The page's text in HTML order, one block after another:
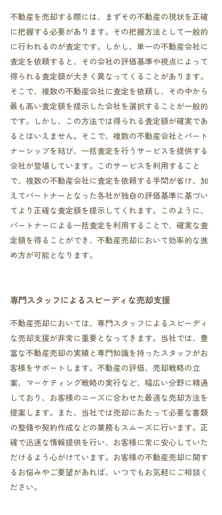
不動産を売却する際には、まずその不動産の現状を正確
に把握する必要があります。その把握方法として一般的
に行われるのが査定です。しかし、単一の不動産会社に
査定を依頼すると、その会社の評価基準や視点によって
得られる査定額が大きく異なってくることがあります。
そこで、複数の不動産会社に査定を依頼し、その中から
最も高い査定額を提示した会社を選択することが一般的
です。しかし、この方法では得られる査定額が確実であ
るとはいえません。そこで、複数の不動産会社とパート
ナーシップを結び、一括査定を行うサービスを提供する
会社が登場しています。このサービスを利用すること
で、複数の不動産会社に査定を依頼する手間が省け、加
えてパートナーとなった各社が独自の評価基準に基づい
てより正確な査定額を提示してくれます。このように、
パートナーによる一括査定を利用することで、確実な査
定額を得ることができ、不動産売却において効率的な進
め方が可能となります。
専門スタッフによるスピーディな売却支援
不動産売却においては、専門スタッフによるスピーディ
な売却支援が非常に重要となってきます。当社では、豊
富な不動産売却の実績と専門知識を持ったスタッフがお
客様をサポートします。不動産の評価、売却戦略の立
案、マーケティング戦略の実行など、幅広い分野に精通
しており、お客様のニーズに合わせた最適な売却方法を
提案します。また、当社では売却にあたって必要な書類
の整備や契約作成などの業務もスムーズに行います。正
確で迅速な情報提供を行い、お客様に常に安心していた
だけるよう心がけています。お客様の不動産売却に関す
るお悩みやご要望があれば、いつでもお気軽にご相談く
ださい。